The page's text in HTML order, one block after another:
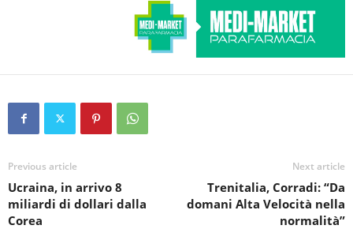
Previous article
Ucraina, in arrivo 8
miliardi di dollari dalla
Corea
Next article
Trenitalia, Corradi: “Da
domani Alta Velocità nella
normalità”